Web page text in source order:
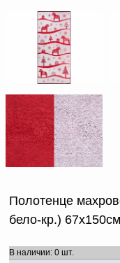
Полотенце
бело-кр.) 67х150см
В наличии: 0 шт.